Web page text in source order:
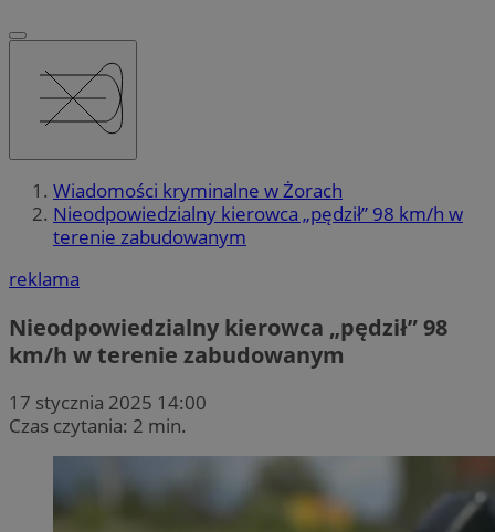
Wiadomości kryminalne w Żorach
Nieodpowiedzialny kierowca „pędził” 98 km/h w
terenie zabudowanym
reklama
Nieodpowiedzialny kierowca „pędził” 98
km/h w terenie zabudowanym
17 stycznia 2025 14:00
Czas czytania: 2 min.